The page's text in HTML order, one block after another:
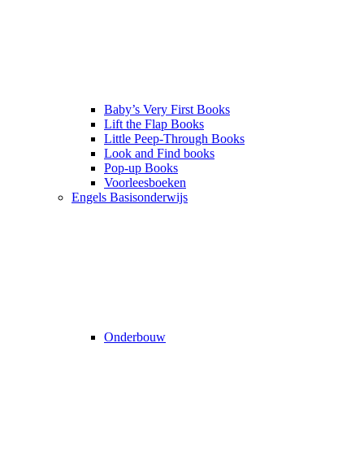
Baby’s Very First Books
Lift the Flap Books
Little Peep-Through Books
Look and Find books
Pop-up Books
Voorleesboeken
Engels Basisonderwijs
Onderbouw